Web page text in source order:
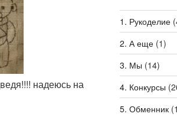
надеюсь на
1. Рукоделие
2. А еще(1)
3. Мы (14)
4. Конкурсы
5. Обменник